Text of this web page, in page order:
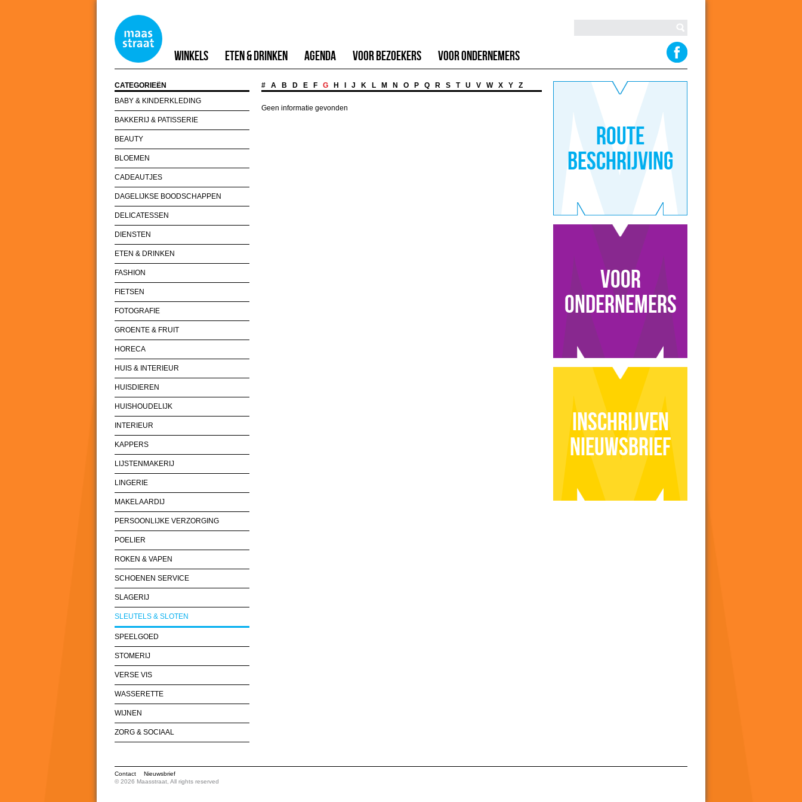
Winkels Eten & Drinken Agenda Voor Bezoekers Voor Ondernemers
CATEGORIEËN
BABY & KINDERKLEDING
BAKKERIJ & PATISSERIE
BEAUTY
BLOEMEN
CADEAUTJES
DAGELIJKSE BOODSCHAPPEN
DELICATESSEN
DIENSTEN
ETEN & DRINKEN
FASHION
FIETSEN
FOTOGRAFIE
GROENTE & FRUIT
HORECA
HUIS & INTERIEUR
HUISDIEREN
HUISHOUDELIJK
INTERIEUR
KAPPERS
LIJSTENMAKERIJ
LINGERIE
MAKELAARDIJ
PERSOONLIJKE VERZORGING
POELIER
ROKEN & VAPEN
SCHOENEN SERVICE
SLAGERIJ
SLEUTELS & SLOTEN
SPEELGOED
STOMERIJ
VERSE VIS
WASSERETTE
WIJNEN
ZORG & SOCIAAL
# A B D E F G H J K L M N O P Q R S T U V W X Y Z
Geen informatie gevonden
Route
beschrijving
voor
ondernemers
Inschrijven
nieuwsbrief
Contact
Nieuwsbrief
© 2026 Maasstraat, All rights reserved